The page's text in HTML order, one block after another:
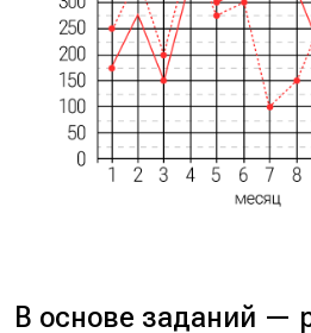
В основе заданий —